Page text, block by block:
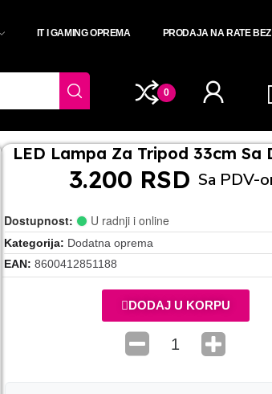
IT I GAMING OPREMA PRODAJA NA RATE
0
LED Lampa Za Tripod 33cm Sa
3.200 RSD Sa PDV-
Dostupnost: U radnji i online
Kategorija
Dodatna oprema
EAN 8600412851188
DODAJ U KORPU